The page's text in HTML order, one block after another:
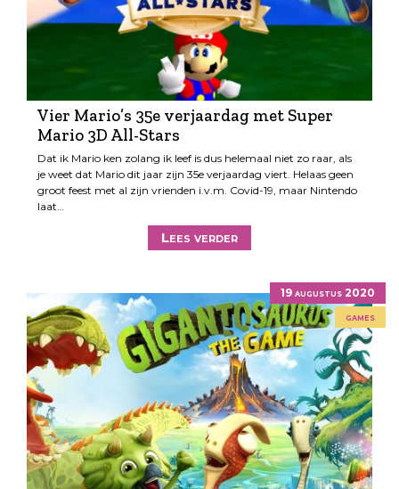
Vier Mario’s 35e verjaardag met Super
Mario 3D All-Stars
Dat ik Mario ken zolang ik leef is dus helemaal niet zo raar, als
je weet dat Mario dit jaar zijn 35e verjaardag viert. Helaas geen
groot feest met al zijn vrienden i.v.m. Covid-19, maar Nintendo
laat…
Lees verder
19 augustus 2020
games